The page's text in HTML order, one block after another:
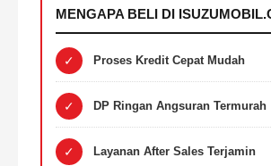
MENGAPA BELI DI
✓ Proses Kredit Cepat Mudah
✓ DP Ringan Angsuran Termurah
✓ Layanan After Sales Terjamin